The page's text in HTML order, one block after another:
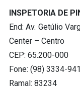
INSPETORIA DE
End: Av. Getúlio
Center – Centro
CEP: 65.200-000
Fone: (98) 3334-
Ramal: 83234